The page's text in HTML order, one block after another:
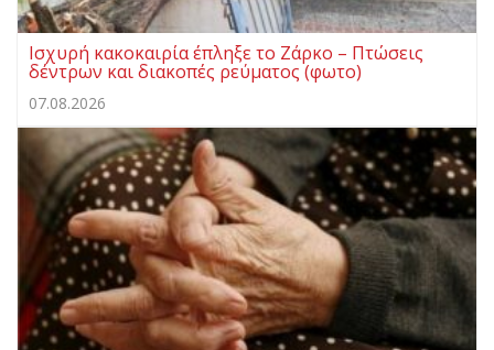
Ισχυρή κακοκαιρία έπληξε το Ζάρκο – Πτώσεις
δέντρων και διακοπές ρεύματος (φωτο)
07.08.2026